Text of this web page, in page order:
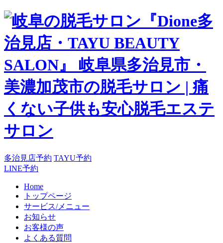
多治見店予約 TAYU予約
LINE予約
Home
トップページ
サービス/メニュー
お知らせ
お客様の声
よくある質問